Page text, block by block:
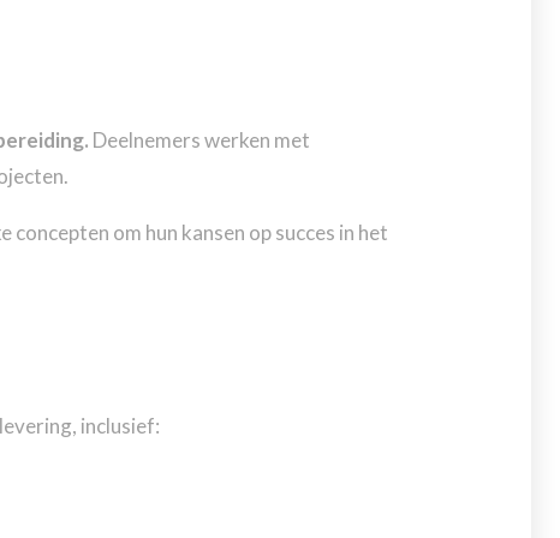
Deelnemers werken met
om hun kansen op succes in het
inclusief: